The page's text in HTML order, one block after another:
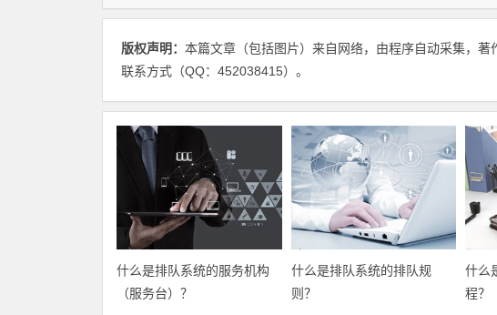
版权声明： 本篇文章（包括图片）来自网络，由程序自动采集，著
联系方式（QQ：452038415）。
什么是排队系统的服务机构
（服务台）？
什么是排队系统的排队规
则？
什么
程？